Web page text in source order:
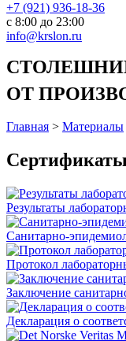
+7 (921) 936-18-36
с 8:00 до 23:00
info@krslon.ru
ОТ
Главная > Материалы
Результаты
Санитарно-
Протокол
Заключение
Декларация о